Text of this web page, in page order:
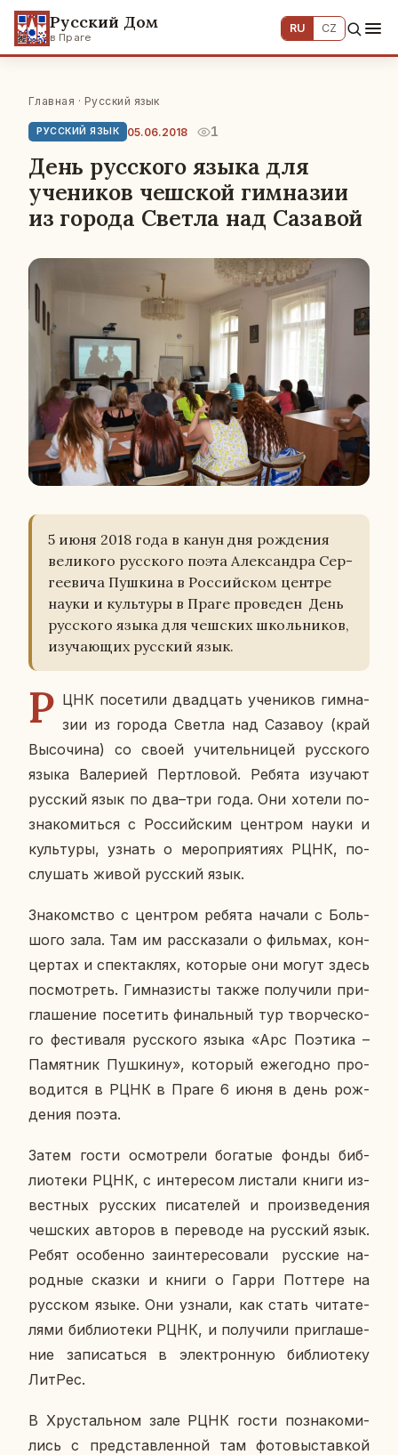
Русский Дом
в Праге
RU CZ
Главная · Русский язык
РУССКИЙ ЯЗЫК 05.06.2018 1
День русского языка для
учеников чешской гимназии
из города Светла над Сазавой
5 июня 2018 года в канун дня рож­де­ния
ве­ли­ко­го рус­ско­го поэта Алек­сандра Сер­
ге­е­ви­ча Пуш­ки­на в Рос­сий­ском центре
науки и куль­ту­ры в Праге про­ве­ден День
рус­ско­го языка для чеш­ских школь­ни­ков,
изу­ча­ю­щих рус­ский язык.
Р ЦНК по­се­ти­ли два­дцать уче­ни­ков гим­на­
зии из города Светла над Са­за­воу (край
Вы­со­чи­на) со своей учи­тель­ни­цей рус­ско­го
языка Ва­ле­ри­ей Перт­ло­вой. Ребята изу­ча­ют
рус­ский язык по два–три года. Они хотели по­
зна­ко­мить­ся с Рос­сий­ским цен­тром науки и
куль­ту­ры, узнать о ме­ро­при­я­ти­ях РЦНК, по­
слу­шать живой рус­ский язык.
Зна­ком­ство с цен­тром ребята начали с Боль­
шо­го зала. Там им рас­ска­за­ли о филь­мах, кон­
цер­тах и спек­так­лях, ко­то­рые они могут здесь
по­смот­реть. Гим­на­зи­сты также по­лу­чи­ли при­
гла­ше­ние по­се­тить фи­наль­ный тур твор­че­ско­
го фе­сти­ва­ля рус­ско­го языка «Арс По­э­ти­ка –
Па­мят­ник Пуш­ки­ну», ко­то­рый еже­год­но про­
во­дит­ся в РЦНК в Праге 6 июня в день рож­
де­ния поэта.
Затем гости осмот­ре­ли бо­га­тые фонды биб­
лио­те­ки РЦНК, с ин­те­ре­сом ли­ста­ли книги из­
вест­ных рус­ских пи­са­те­лей и про­из­ве­де­ния
чеш­ских ав­то­ров в пе­ре­во­де на рус­ский язык.
Ребят осо­бен­но за­ин­те­ре­со­ва­ли рус­ские на­
род­ные сказки и книги о Гарри Пот­те­ре на
рус­ском языке. Они узнали, как стать чи­та­те­
ля­ми биб­лио­те­ки РЦНК, и по­лу­чи­ли при­гла­ше­
ние за­пи­сать­ся в элек­трон­ную биб­лио­те­ку
ЛитРес.
В Хру­сталь­ном зале РЦНК гости по­зна­ко­ми­
лись с пред­став­лен­ной там фо­то­вы­став­кой